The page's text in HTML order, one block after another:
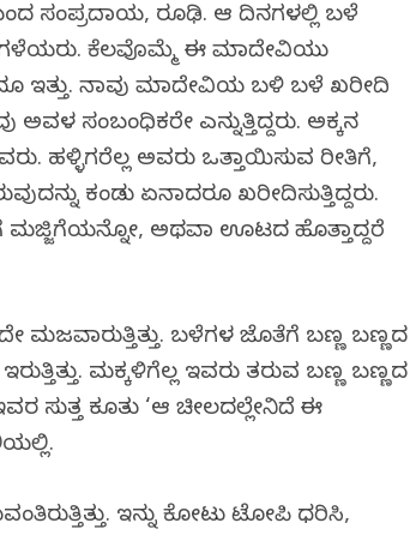
ಸಂಪ್ರದಾಯ, ರೂಢಿ. ಆ ದಿನಗಳಲ್ಲಿ ಬಳೆ
ಕೆಲವೊಮ್ಮೆ ಈ ಮಾದೇವಿಯು
ಇತ್ತು. ನಾವು ಮಾದೇವಿಯ ಬಳಿ ಬಳೆ ಖರೀದಿ
ಸಂಬಂಧಿಕರೇ ಎನ್ನುತ್ತಿದ್ದರು. ಅಕ್ಕನ
ಹಳ್ಳಿಗರೆಲ್ಲ ಅವರು ಒತ್ತಾಯಿಸುವ ರೀತಿಗೆ,
ಕಂಡು ಏನಾದರೂ ಖರೀದಿಸುತ್ತಿದ್ದರು.
ಮಜ್ಜಿಗೆಯನ್ನೋ, ಅಥವಾ ಊಟದ ಹೊತ್ತಾಗಿದ್ದರೆ
ಮಜವಾಗಿರುತ್ತಿತ್ತು. ಬಳೆಗಳ ಜೊತೆಗೆ ಬಣ್ಣ ಬಣ್ಣದ
ಮಕ್ಕಳಿಗೆಲ್ಲ ಇವರು ತರುವ ಬಣ್ಣ ಬಣ್ಣದ
ಸುತ್ತ ಕೂತು ‘ಆ ಚೀಲದಲ್ಲೇನಿದೆ ಈ
ಇನ್ನು ಕೋಟು ಟೋಪಿ ಧರಿಸಿ,